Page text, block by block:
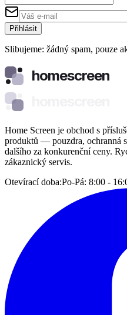
Přihlásit
Slibujeme: žádný spam, pouze
homescreen
Home Screen je obchod s
produktů — pouzdra, ochranná
dalšího za konkurenční ceny.
zákaznický servis.
Otevírací doba:Po-Pá: 8:00 -